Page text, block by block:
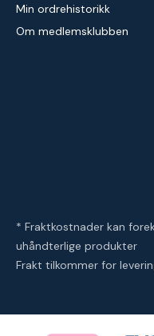
Min ordrehistorikk
Om medlemsklubben
* Fraktkostnader kan
uhåndterlige produkter
Frakt tilkommer for